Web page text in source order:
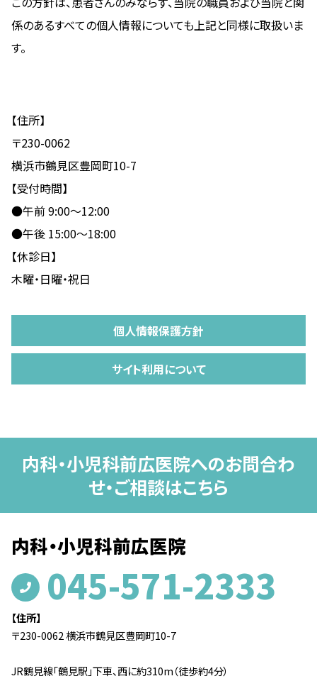
係のあるすべての個人情報についても上記と同様に取扱いま
す。
【住所】
〒230-0062
横浜市鶴見区豊岡町10-7
【受付時間】
●午前 9:00～12:00
●午後 15:00～18:00
【休診日】
木曜・日曜・祝日
個人情報保護方針
サイト利用について
内科・小児科前広医院へのお問合わ
せ・ご相談はこちら
内科・小児科前広医院
045-571-2333
【住所】
〒230-0062 横浜市鶴見区豊岡町10-7
JR鶴見線「鶴見駅」下車、西に約310m（徒歩約4分）